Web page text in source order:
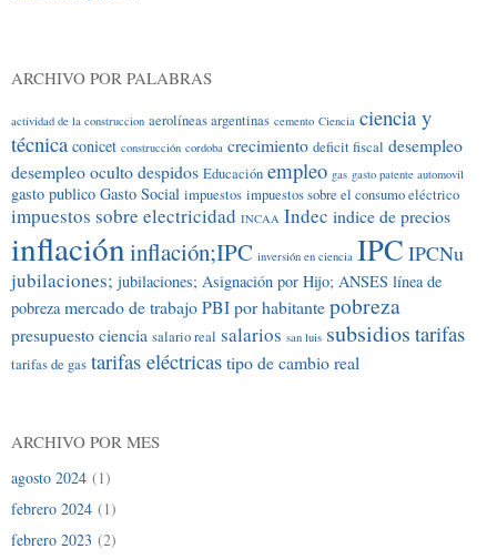
ARCHIVO POR PALABRAS
actividad de la construccion aerolíneas argentinas cemento Ciencia ciencia y
técnica conicet construcción cordoba crecimiento deficit fiscal desempleo
desempleo ocultodespidos Educación empleo gas gasto patente automovil
gasto publico Gasto Social impuestos impuestos sobre el consumo eléctrico
impuestos sobre electricidad INCAA Indec indice de precios
inflacióninflación;IPC inversión en ciencia IPC IPCNu
jubilaciones; jubilaciones; Asignación por Hijo; ANSES línea de
pobreza mercado de trabajoPBI por habitantepobreza
presupuesto ciencia salario real salarios san luis subsidios tarifas
tarifas de gas tarifas eléctricastipo de cambio real
ARCHIVO POR MES
agosto 2024 (1)
febrero 2024 (1)
febrero 2023 (2)